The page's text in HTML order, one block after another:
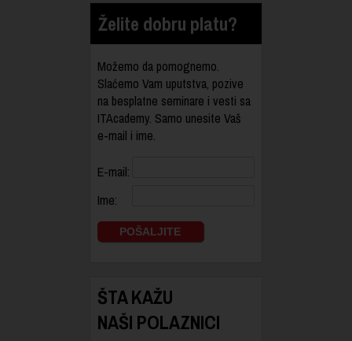
Želite dobru platu?
Možemo da pomognemo.
Slaćemo Vam uputstva, pozive
na besplatne seminare i vesti sa
ITAcademy. Samo unesite Vaš
e-mail i ime.
E-mail:
Ime:
ŠTA KAŽU
NAŠI POLAZNICI